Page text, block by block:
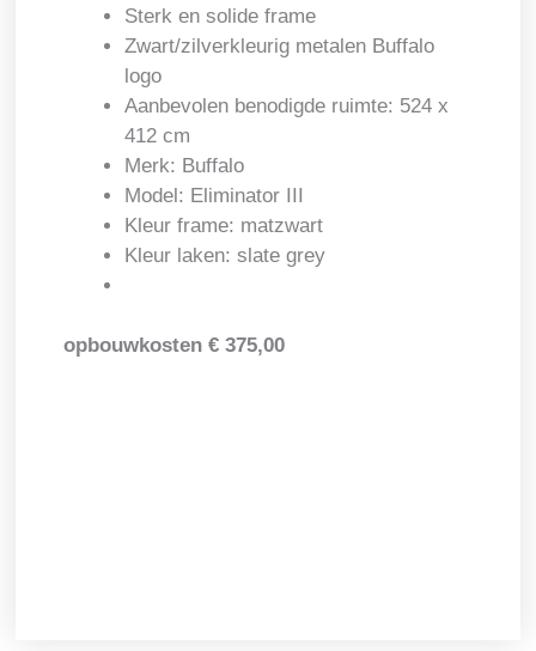
Sterk en solide frame
Zwart/zilverkleurig metalen Buffalo
logo
Aanbevolen benodigde ruimte: 524 x
412 cm
Merk: Buffalo
Model: Eliminator III
Kleur frame: matzwart
Kleur laken: slate grey
opbouwkosten € 375,00